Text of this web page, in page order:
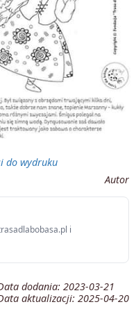
do wydruku
Autor
i
dodania: 2023-03-21
aktualizacji: 2025-04-20